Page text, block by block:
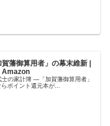
藩御算用者」の幕末維新 |
Amazon
の家計簿 ―「加賀藩御算用者」
ポイント還元本が...